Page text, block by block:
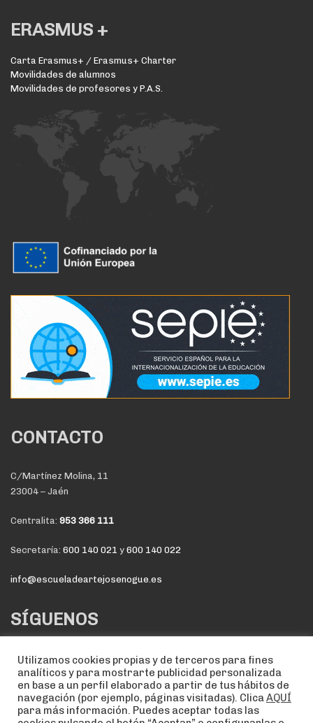
ERASMUS +
Carta Erasmus+ / Erasmus+ Charter
Movilidades de alumnos
Movilidades de profesores y P.A.S.
CONTACTO
C/Martínez Molina, 11
23004 – Jaén
Centralita: 953 366 111
Secretaría: 600 140 021 y 600 140 022
info@escueladeartejosenogue.es
SÍGUENOS
Utilizamos cookies propias y de terceros para fines
analíticos y para mostrarte publicidad personalizada
en base a un perfil elaborado a partir de tus hábitos de
navegación (por ejemplo, páginas visitadas). ClicaAQUÍ
para más información. Puedes aceptar todas las